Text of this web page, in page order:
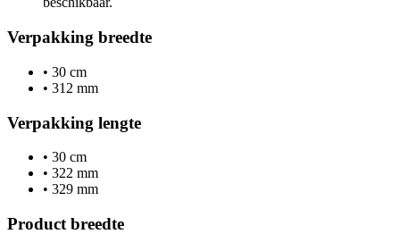
Verpakking breedte
• 30 cm
• 312 mm
Verpakking lengte
• 30 cm
• 322 mm
• 329 mm
Product breedte